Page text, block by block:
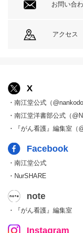
お問い合
アクセス
X
・南江堂公式（
・南江堂洋書部公式（
・『がん看護』編集室（
Facebook
・南江堂公式
・NurSHARE
note
・『がん看護』編集室
Instagram